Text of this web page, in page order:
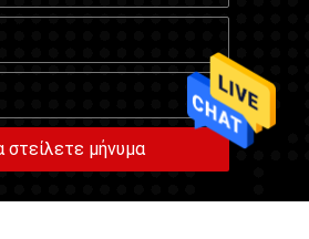
στείλετε μήνυμα